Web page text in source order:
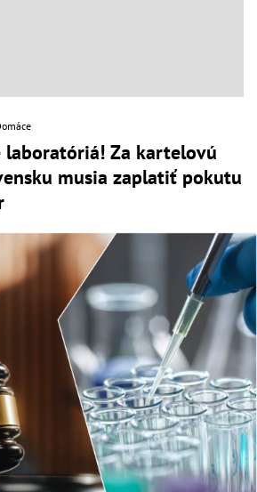
laboratóriá! Za kartelovú
musia zaplatiť pokutu